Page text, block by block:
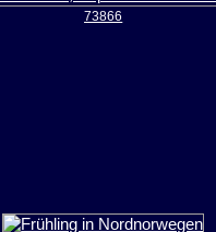
73866